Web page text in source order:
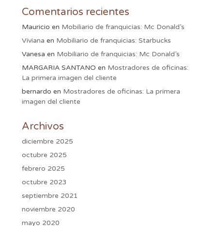
Comentarios recientes
Mauricio en Mobiliario de franquicias: Mc Donald’s
Viviana en Mobiliario de franquicias: Starbucks
Vanesa en Mobiliario de franquicias: Mc Donald’s
MARGARIA SANTANO en Mostradores de oficinas:
La primera imagen del cliente
bernardo en Mostradores de oficinas: La primera
imagen del cliente
Archivos
diciembre 2025
octubre 2025
febrero 2025
octubre 2023
septiembre 2021
noviembre 2020
mayo 2020